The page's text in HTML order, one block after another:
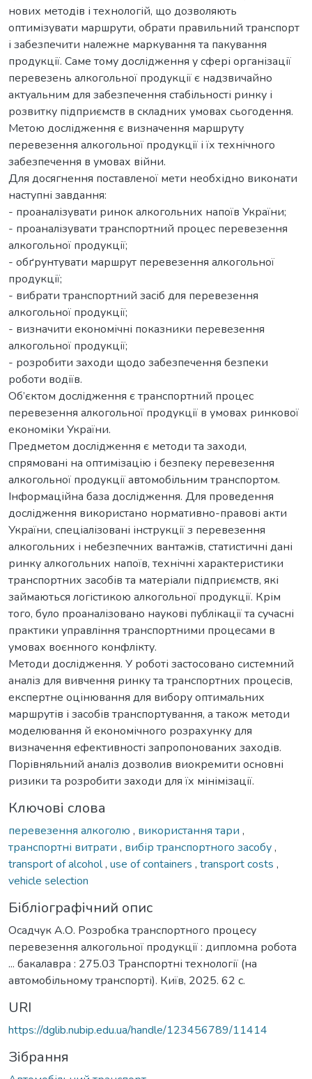
нових методів і технологій, що дозволяють
оптимізувати маршрути, обрати правильний транспорт
і забезпечити належне маркування та пакування
продукції. Саме тому дослідження у сфері організації
перевезень алкогольної продукції є надзвичайно
актуальним для забезпечення стабільності ринку і
розвитку підприємств в складних умовах сьогодення.
Метою дослідження є визначення маршруту
перевезення алкогольної продукції і їх технічного
забезпечення в умовах війни.
Для досягнення поставленої мети необхідно виконати
наступні завдання:
- проаналізувати ринок алкогольних напоїв України;
- проаналізувати транспортний процес перевезення
алкогольної продукції;
- обґрунтувати маршрут перевезення алкогольної
продукції;
- вибрати транспортний засіб для перевезення
алкогольної продукції;
- визначити економічні показники перевезення
алкогольної продукції;
- розробити заходи щодо забезпечення безпеки
роботи водіїв.
Об’єктом дослідження є транспортний процес
перевезення алкогольної продукції в умовах ринкової
економіки України.
Предметом дослідження є методи та заходи,
спрямовані на оптимізацію і безпеку перевезення
алкогольної продукції автомобільним транспортом.
Інформаційна база дослідження. Для проведення
дослідження використано нормативно-правові акти
України, спеціалізовані інструкції з перевезення
алкогольних і небезпечних вантажів, статистичні дані
ринку алкогольних напоїв, технічні характеристики
транспортних засобів та матеріали підприємств, які
займаються логістикою алкогольної продукції. Крім
того, було проаналізовано наукові публікації та сучасні
практики управління транспортними процесами в
умовах воєнного конфлікту.
Методи дослідження. У роботі застосовано системний
аналіз для вивчення ринку та транспортних процесів,
експертне оцінювання для вибору оптимальних
маршрутів і засобів транспортування, а також методи
моделювання й економічного розрахунку для
визначення ефективності запропонованих заходів.
Порівняльний аналіз дозволив виокремити основні
ризики та розробити заходи для їх мінімізації.
Ключові слова
перевезення алкоголю , використання тари ,
транспортні витрати , вибір транспортного засобу,
transport of alcohol, use of containers , transport costs ,
vehicle selection
Бібліографічний опис
Осадчук А.О. Розробка транспортного процесу
перевезення алкогольної продукції : дипломна робота
... бакалавра : 275.03 Транспортні технології (на
автомобільному транспорті). Київ, 2025. 62 с.
URI
https://dglib.nubip.edu.ua/handle/123456789/11414
Зібрання